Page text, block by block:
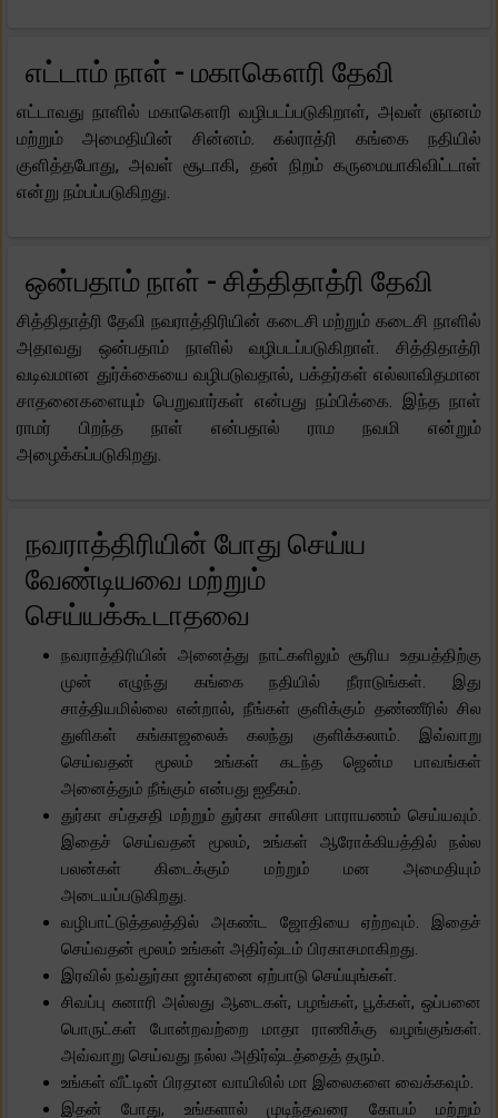
எட்டாம் நாள் - மகாகௌரி தேவி
எட்டாவது நாளில் மகாகௌரி வழிபடப்படுகிறாள், அவள் ஞானம்
மற்றும் அமைதியின் சின்னம். கல்ராத்ரி கங்கை நதியில்
குளித்தபோது, ​​அவள் சூடாகி, தன் நிறம் கருமையாகிவிட்டாள்
என்று நம்பப்படுகிறது.
ஒன்பதாம் நாள் - சித்திதாத்ரி தேவி
சித்திதாத்ரி தேவி நவராத்திரியின் கடைசி மற்றும் கடைசி நாளில்
அதாவது ஒன்பதாம் நாளில் வழிபடப்படுகிறாள். சித்திதாத்ரி
வடிவமான துர்க்கையை வழிபடுவதால், பக்தர்கள் எல்லாவிதமான
சாதனைகளையும் பெறுவார்கள் என்பது நம்பிக்கை. இந்த நாள்
ராமர் பிறந்த நாள் என்பதால் ராம நவமி என்றும்
அழைக்கப்படுகிறது.
நவராத்திரியின் போது செய்ய
வேண்டியவை மற்றும்
செய்யக்கூடாதவை
நவராத்திரியின் அனைத்து நாட்களிலும் சூரிய உதயத்திற்கு
முன் எழுந்து கங்கை நதியில் நீராடுங்கள். இது
சாத்தியமில்லை என்றால், நீங்கள் குளிக்கும் தண்ணீரில் சில
துளிகள் கங்காஜலைக் கலந்து குளிக்கலாம். இவ்வாறு
செய்வதன் மூலம் உங்கள் கடந்த ஜென்ம பாவங்கள்
அனைத்தும் நீங்கும் என்பது ஐதீகம்.
துர்கா சப்தசதி மற்றும் துர்கா சாலிசா பாராயணம் செய்யவும்.
இதைச் செய்வதன் மூலம், உங்கள் ஆரோக்கியத்தில் நல்ல
பலன்கள் கிடைக்கும் மற்றும் மன அமைதியும்
அடையப்படுகிறது.
வழிபாட்டுத்தலத்தில் அகண்ட ஜோதியை ஏற்றவும். இதைச்
செய்வதன் மூலம் உங்கள் அதிர்ஷ்டம் பிரகாசமாகிறது.
இரவில் நவ்துர்கா ஜாக்ரனை ஏற்பாடு செய்யுங்கள்.
சிவப்பு சுனாரி அல்லது ஆடைகள், பழங்கள், பூக்கள், ஒப்பனை
பொருட்கள் போன்றவற்றை மாதா ராணிக்கு வழங்குங்கள்.
அவ்வாறு செய்வது நல்ல அதிர்ஷ்டத்தைத் தரும்.
உங்கள் வீட்டின் பிரதான வாயிலில் மா இலைகளை வைக்கவும்.
இதன் போது, ​​உங்களால் முடிந்தவரை கோபம் மற்றும்